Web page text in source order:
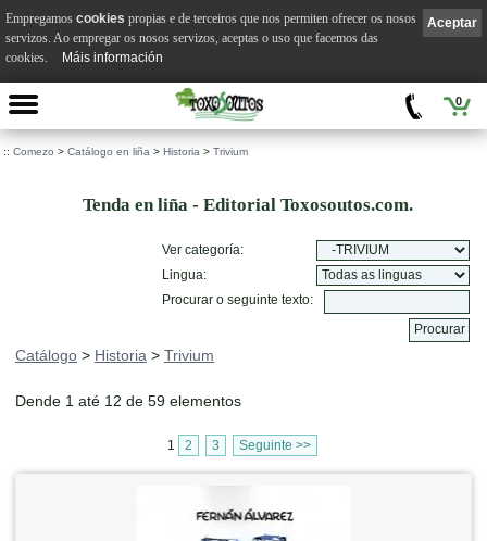
0
:: Comezo > Catálogo en liña > Historia > Trivium
Tenda en liña - Editorial Toxosoutos.com.
Ver categoría:
Lingua:
Procurar o seguinte texto:
Catálogo > Historia > Trivium
Dende 1 até 12 de 59 elementos
1 2 3 Seguinte >>
Aceptar
Empregamos cookies propias e de terceiros que nos permiten ofrecer os nosos
servizos. Ao empregar os nosos servizos, aceptas o uso que facemos das
cookies.
Máis información